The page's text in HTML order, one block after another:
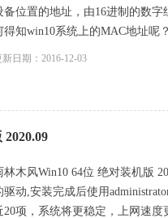
备位置的地址，由16进制的数
得知win10系统上的MAC地址呢
新日期：2016-12-03
林木风Win10 64位 绝对装机版
驱动,安装完成后使用
20项，系统将更稳定，上网速